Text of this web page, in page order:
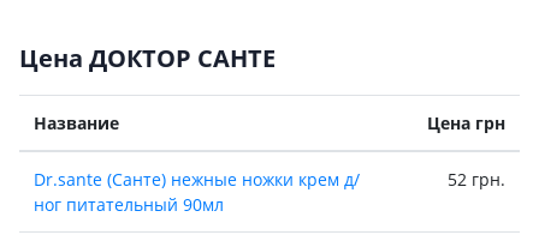
Цена ДОКТОР САНТЕ
Название Цена грн
Dr.sante (Санте) нежные ножки крем д/
ног питательный 90мл
52 грн.